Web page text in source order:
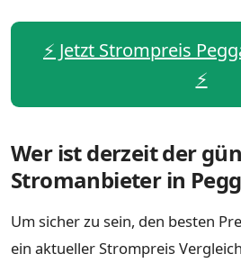
⚡️ Jetzt Strompreis
⚡️
Wer ist derzeit der
Stromanbieter in
Um sicher zu sein, den besten
ein aktueller Strompreis